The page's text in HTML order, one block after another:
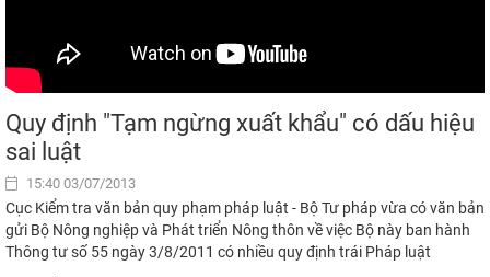
Quy định "Tạm ngừng xuất khẩu" có dấu hiệu
sai luật
15:40 03/07/2013
Cục Kiểm tra văn bản quy phạm pháp luật - Bộ Tư pháp vừa có văn bản
gửi Bộ Nông nghiệp và Phát triển Nông thôn về việc Bộ này ban hành
Thông tư số 55 ngày 3/8/2011 có nhiều quy định trái Pháp luật